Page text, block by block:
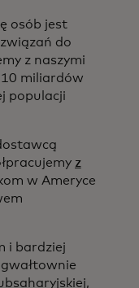
osób jest
do
z naszymi
miliardów
populacji
z
w Ameryce
i bardziej